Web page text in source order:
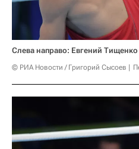
Слева направо: Евгений
© РИА Новости / Григорий Сысоев